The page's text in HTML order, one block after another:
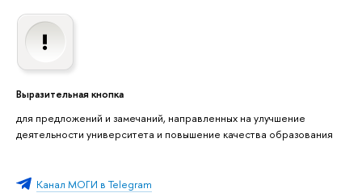
Выразительная кнопка
для предложений и замечаний, направленных на улучшение
деятельности университета и повышение качества образования
Канал МОГИ в Telegram